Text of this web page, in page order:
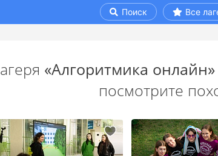
Поиск Все
«Алгоритмика онлайн»
посмотрите